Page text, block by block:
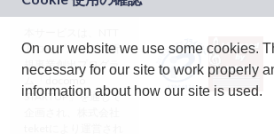
ドコモグループの新
規事業創出プログラ
ム「docomo
STARTUP」を通じて
On our website we use some cookies.
necessary for our site to work properly
information about how our site is used.